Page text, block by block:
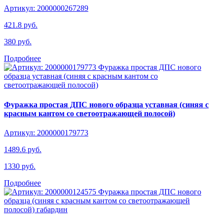
Артикул: 2000000267289
421.8 руб.
380 руб.
Подробнее
Фуражка простая ДПС нового образца уставная (синяя с
красным кантом со светоотражающей полосой)
Артикул: 2000000179773
1489.6 руб.
1330 руб.
Подробнее